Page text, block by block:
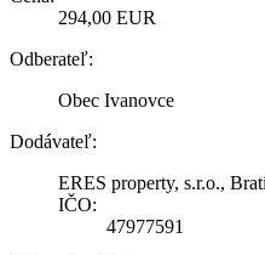
294,00 EUR
Odberateľ:
Obec Ivanovce
Dodávateľ:
ERES property, s.r.o.,
IČO:
47977591